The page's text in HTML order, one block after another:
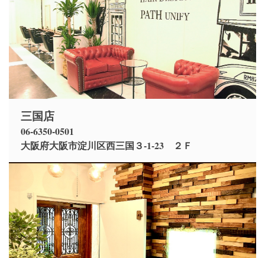
三国店
06-6350-0501
大阪府大阪市淀川区西三国３-1-23 ２Ｆ